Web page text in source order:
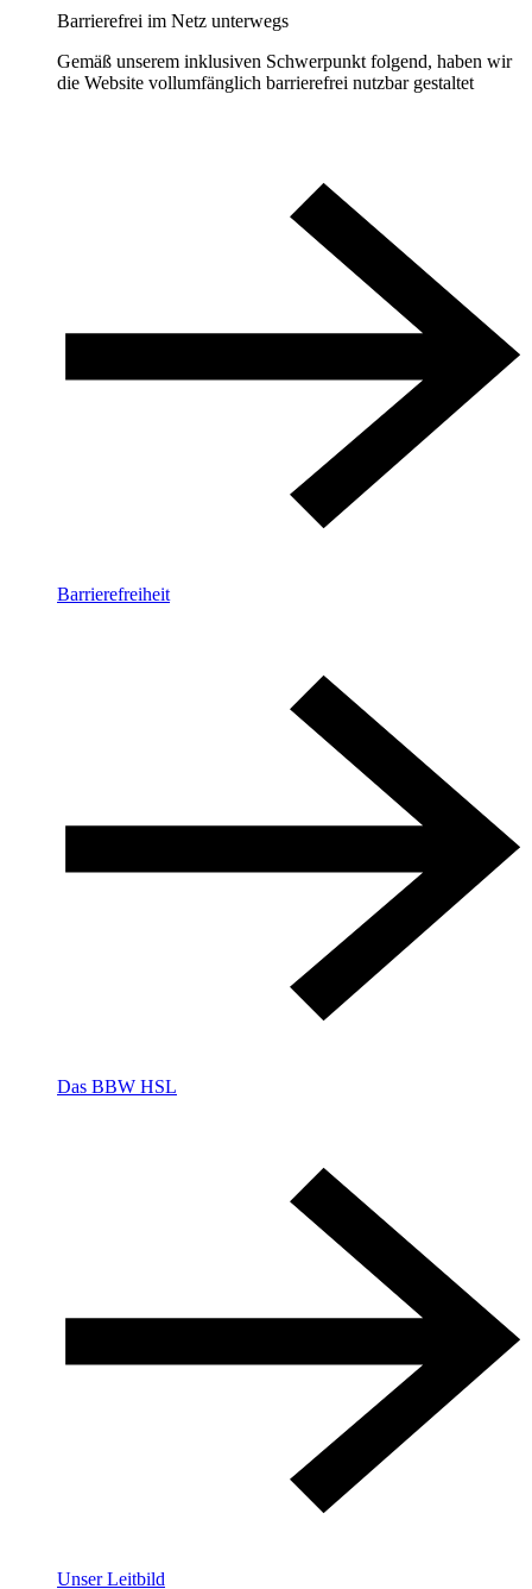
Barrierefrei im Netz unterwegs
Gemäß unserem inklusiven Schwerpunkt folgend, haben wir
die Website vollumfänglich barrierefrei nutzbar gestaltet
Barrierefreiheit
Das BBW HSL
Unser Leitbild